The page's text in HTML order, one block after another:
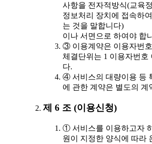
사항을 전자적방식(교육
정보처리 장치에 접속하
는 것을 말합니다)
이나 서면으로 하여야 합
③ 이용계약은 이용자번
체결단위는 1 이용자번호
다.
④ 서비스의 대량이용 등
에 관한 계약은 별도의 계
제 6 조 (이용신청)
① 서비스를 이용하고자
원이 지정한 양식에 따라